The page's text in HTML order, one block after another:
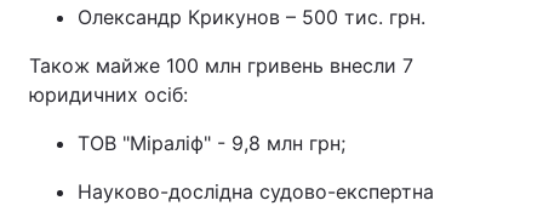
Олександр Крикунов – 500 тис. грн.
Також майже 100 млн гривень внесли 7
юридичних осіб:
ТОВ "Міраліф" - 9,8 млн грн;
Науково-дослідна судово-експертна